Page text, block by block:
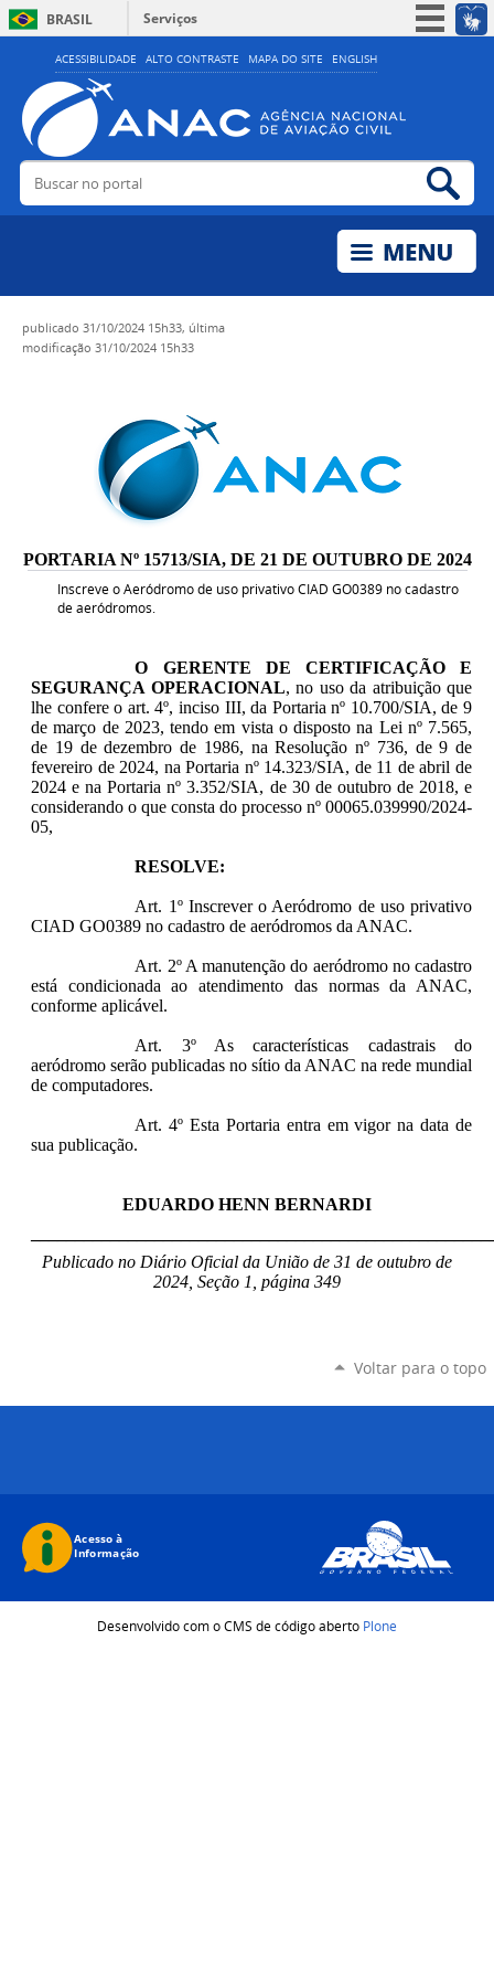
ACESSIBILIDADE ALTO CONTRASTE MAPA DO SITE ENGLISH
BRASIL
Serviços
Simplifique!
Acesso à informação
Legislação
Buscar no portal
publicado 31/10/2024 15h33, última
modificação 31/10/2024 15h33
PORTARIA Nº 15713/SIA, DE 21 DE OUTUBRO DE 2024
Inscreve o Aeródromo de uso privativo CIAD GO0389 no cadastro
de aeródromos.
O GERENTE DE CERTIFICAÇÃO E
SEGURANÇA OPERACIONAL, no uso da atribuição que
lhe confere o art. 4º, inciso III, da Portaria nº 10.700/SIA, de 9
de março de 2023, tendo em vista o disposto na Lei nº 7.565,
de 19 de dezembro de 1986, na Resolução nº 736, de 9 de
fevereiro de 2024, na Portaria nº 14.323/SIA, de 11 de abril de
2024 e na Portaria nº 3.352/SIA, de 30 de outubro de 2018, e
considerando o que consta do processo nº 00065.039990/2024-
05,
RESOLVE:
Art. 1º Inscrever o Aeródromo de uso privativo
CIAD GO0389 no cadastro de aeródromos da ANAC.
Art. 2º A manutenção do aeródromo no cadastro
está condicionada ao atendimento das normas da ANAC,
conforme aplicável.
Art. 3º As características cadastrais do
aeródromo serão publicadas no sítio da ANAC na rede mundial
de computadores.
Art. 4º Esta Portaria entra em vigor na data de
sua publicação.
EDUARDO HENN BERNARDI
Publicado no Diário Oficial da União de 31 de outubro de
2024, Seção 1, página 349
Voltar para o topo
Desenvolvido com o CMS de código aberto Plone